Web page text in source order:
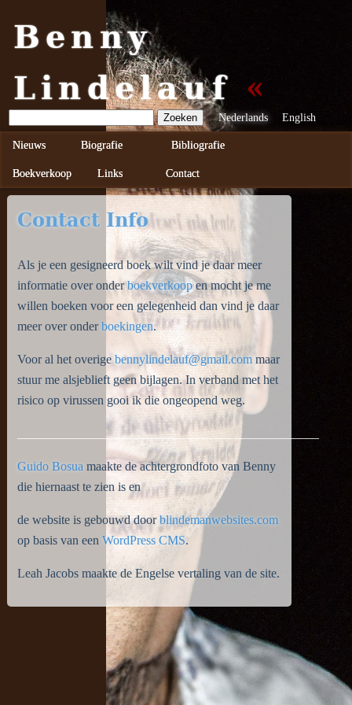
Benny
Lindelauf
Nederlands English
Nieuws Biografie Bibliografie
Boekverkoop Links Contact
Contact Info
Als je een gesigneerd boek wilt vind je daar meer
informatie over onderboekverkoopen mocht je me
willen boeken voor een gelegenheid dan vind je daar
meer over onderboekingen.
Voor al het overige bennylindelauf@gmail.commaar
stuur me alsjeblieft geen bijlagen. In verband met het
risico op virussen gooi ik die ongeopend weg.
________________________________________________
Guido Bosua maakte de achtergrondfoto van Benny
die hiernaast te zien is en
de website is gebouwd doorblindemanwebsites.com
op basis van een WordPress CMS.
Leah Jacobs maakte de Engelse vertaling van de site.